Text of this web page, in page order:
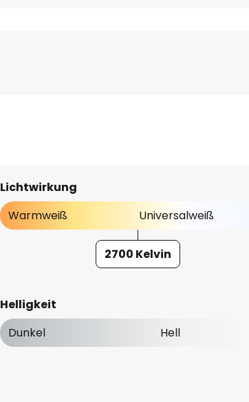
Lichtwirkung
Warmweiß
Universalweiß
2700 Kelvin
Helligkeit
Dunkel
Hell